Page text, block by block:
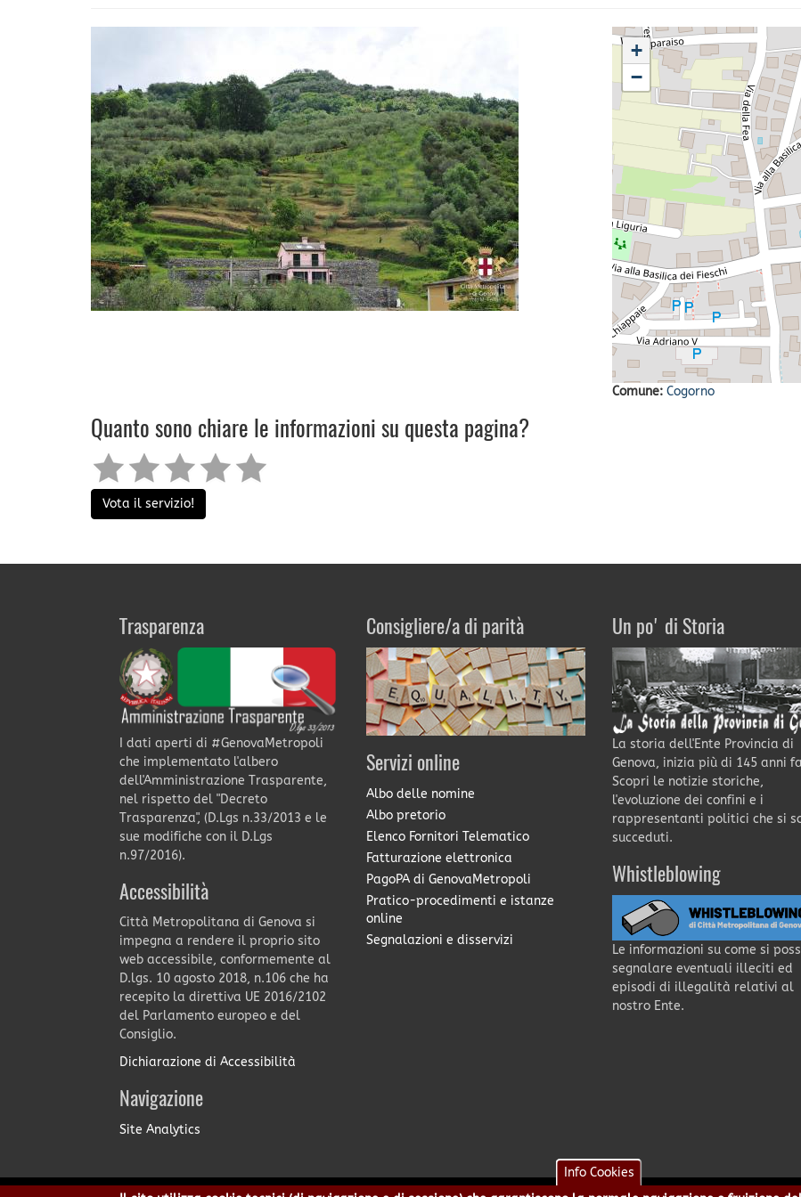
+
−
Comune: Cogorno
Quanto sono chiare le informazioni su questa pagina?
Vota il servizio!
Trasparenza
I dati aperti di #GenovaMetropoli
che implementato l'albero
dell'Amministrazione Trasparente,
nel rispetto del "Decreto
Trasparenza", (D.Lgs n.33/2013 e le
sue modifiche con il D.Lgs
n.97/2016).
Accessibilità
Città Metropolitana di Genova si
impegna a rendere il proprio sito
web accessibile, conformemente al
D.lgs. 10 agosto 2018, n.106 che ha
recepito la direttiva UE 2016/2102
del Parlamento europeo e del
Consiglio.
Dichiarazione di Accessibilità
Navigazione
Site Analytics
Consigliere/a di parità
Servizi online
Albo delle nomine
Albo pretorio
Elenco Fornitori Telematico
Fatturazione elettronica
PagoPA di GenovaMetropoli
Pratico-procedimenti e istanze
online
Segnalazioni e disservizi
Un po' di Storia
La storia dell'Ente Provincia di
Genova, inizia più di 145 anni
Scopri le notizie storiche,
l'evoluzione dei confini e i
rappresentanti politici che si
succeduti.
Whistleblowing
Le informazioni su come si
segnalare eventuali illeciti ed
episodi di illegalità relativi al
nostro Ente.
Info Cookies